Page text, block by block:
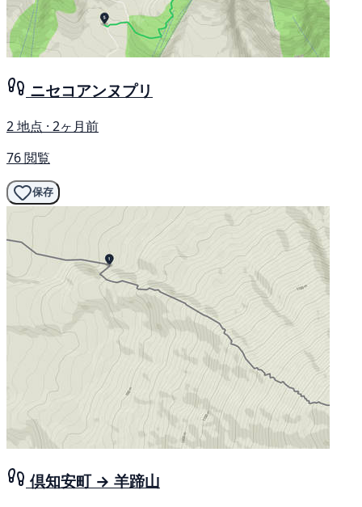
ニセコアンヌプリ
2 地点 · 2ヶ月前
76 閲覧
保存
倶知安町 → 羊蹄山